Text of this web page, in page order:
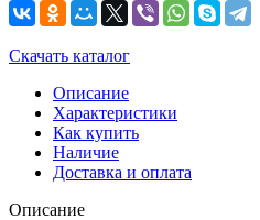
Скачать каталог
Описание
Характеристики
Как купить
Наличие
Доставка и оплата
Описание